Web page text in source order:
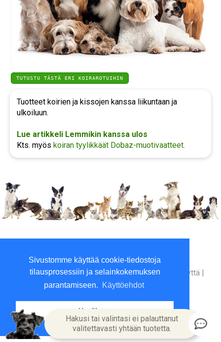
Sivustomme käyttää cookie-tiedostoja
tilausprosessiin ja selainkokemuksen
parantamiseen.
Käyttöehdot
Hyväksyn
TUTUSTU TÄSTÄ ERI KOIRAROTUIHIN
Tuotteet koirien ja kissojen kanssa liikuntaan ja
ulkoiluun.
Lue artikkeli Lemmikin kanssa ulos
Kts. myös koiran tyylikkäät Dobaz-muotivaatteet.
Kesäperjantait suljettu
Yritysinfo|Toimitusehdot|Maksutavat|Ota yhteyttä |
GDPR tietosuojalausunto
Hakusi tai valintasi ei palauttanut
valitettavasti yhtään tuotetta.